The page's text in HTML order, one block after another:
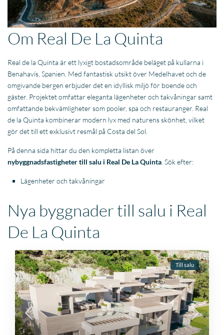
Om Real De La Quinta
Real de la Quinta är ett lyxigt bostadsområde beläget på kullarna i
Benahavís, Spanien. Med fantastisk utsikt över Medelhavet och de
omgivande bergen erbjuder det en idyllisk miljö för boende och
gäster. Projektet omfattar eleganta lägenheter och takvåningar samt
omfattande bekvämligheter som pooler, spa och restauranger. Real
de la Quinta kombinerar modern lyx med naturens skönhet, vilket
gör det till ett exklusivt resmål på Costa del Sol.
På denna sida hittar du den kompletta listan över
nybyggnadsfastigheter till salu i Real De La Quinta . Sök efter:
Lägenheter och takvåningar
Nya byggnader till salu i Real
De La Quinta
Till salu